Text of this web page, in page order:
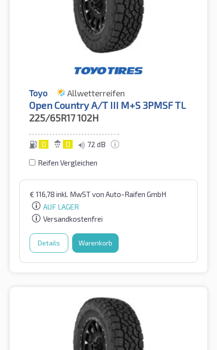
Toyo Allwetterreifen
Open Country A/T III M+S 3PMSF TL
225/65R17102H
D D 72 dB
Reifen Vergleichen
€ 116,78 inkl. MwSTvon Auto-Raifen GmbH
AUF LAGER
Versandkostenfrei
Details Warenkorb